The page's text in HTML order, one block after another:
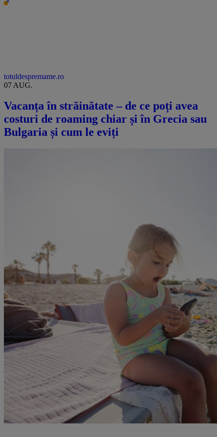
totuldespremame.ro
07 AUG.
Vacanța în străinătate – de ce poți avea
costuri de roaming chiar și în Grecia sau
Bulgaria și cum le eviți